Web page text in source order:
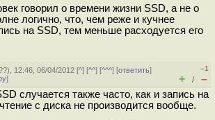
говорил о времени жизни SSD, а не о
логично, что, чем реже и кучнее
на SSD, тем меньше расходуется его
), 12:46, 06/04/2012 [^] [^^] [^^^] [ответить]
]
–1
+ / –
случается также часто, как и запись на
с диска не производится вообще.